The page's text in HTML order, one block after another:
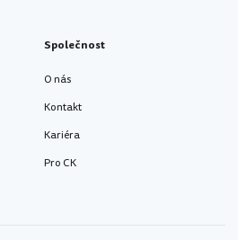
Společnost
O nás
Kontakt
Kariéra
Pro CK